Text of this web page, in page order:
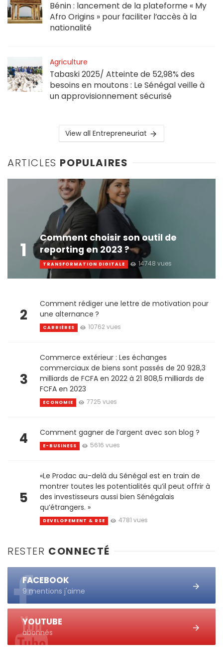
Bénin : lancement de la plateforme « My
Afro Origins » pour faciliter l’accès à la
nationalité
Agriculture
Tabaski 2025/ Atteinte de 52,98% des
besoins en moutons : Le Sénégal veille à
un approvisionnement sécurisé
View all Entrepreneuriat
ARTICLES POPULAIRES
1
Comment choisir son outil de
reporting en 2023 ?
TRANSFORMATION DIGITALE 14748 vues
2
Comment rédiger une lettre de motivation pour
une alternance ?
CARRIÈRES 10762 vues
3
Commerce extérieur : Les échanges
commerciaux de biens sont passés de 20 928,3
milliards de FCFA en 2022 à 21 808,5 milliards de
FCFA en 2023
ECONOMIE 7725 vues
4 Comment gagner de l’argent avec son blog ?
E-BUSINESS 5616 vues
5
«Le Prodac au-delà du Sénégal est en train de
montrer toutes les potentialités qu’il peut offrir à
des investisseurs aussi bien Sénégalais
qu’étrangers. »
DEVELOPEMENT & RSE 4781 vues
RESTER CONNECTÉ
FACEBOOK
9 mentions j'aime
YOUTUBE
abonnés